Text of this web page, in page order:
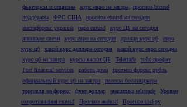
фьючерсы и опционы
курс евро на завтра
прогноз btcusd
поддержка
ФРС США
прогноз eurusd на сегодня
инстафорекс украина
пара eurusd
курс ЦБ на сегодня
японские свечи
курс евро на сегодня доллар курс цб
евро
курс цб
какой курс доллара сегодня
какой курс евро сегодня
курс цб на завтра
курсы валют ЦБ Teletrade
тейк-профит
Fort financial services
работа дома
прогноз форекс рубль
официальный курс цб на завтра
полосы боллинджера
торговля на форекс
фунт доллар аналитика teletrade
Уровни
сопротивления eurusd
Прогноз audusd
Прогноз usdjpy